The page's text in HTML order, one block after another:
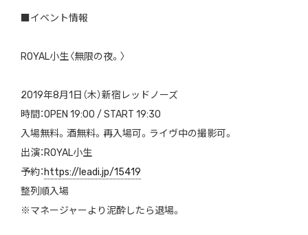
■イベント情報
ROYAL小生〈無限の夜。〉
2019年8月1日（木）新宿レッドノーズ
時間：OPEN 19:00 / START 19:30
入場無料。酒無料。再入場可。ライヴ中の撮影可。
出演：ROYAL小生
予約：https://leadi.jp/15419
整列順入場
※マネージャーより泥酔したら退場。